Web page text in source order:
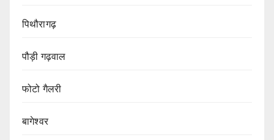
पिथौरागढ़
पौड़ी गढ़वाल
फोटो गैलरी
बागेश्वर